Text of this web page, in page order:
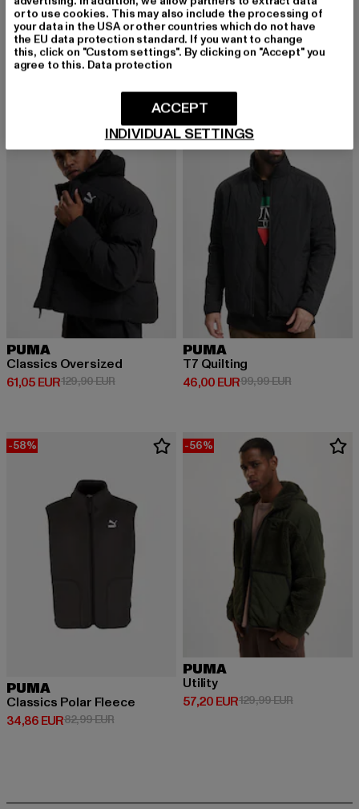
PUMA
The Hundreds x
48,00 EUR
Derzeitiger Preis: 48,00 EUR
99,99 EUR Aktionspreis: 99,99 EUR
PUMA
Classics Oversized Polyball
ab 61,10 EUR
Derzeitiger Preis: ab 61,10 EUR
129,99 EUR
PUMA
Classics Oversized
61,05 EUR
Derzeitiger Preis: 61,05 EUR
129,90 EURAktionspreis: 129,90 EUR
-54%
PUMA
T7 Quilting
46,00 EUR
Derzeitiger Preis: 46,00 EUR
99,99 EURAktionspreis:
-58%
PUMA
Classics Polar Fleece
34,86 EUR
Derzeitiger Preis: 34,86 EUR
82,99 EURAktionspreis: 82,99 EUR
-56%
PUMA
Utility
57,20 EUR
Derzeitiger Preis: 57,20 EUR
129,99 EURAktionspreis:
or to use cookies. This may also include the processing of
your data in the USA or other countries which do not have
the EU data protection standard. If you want to change
this, click on "Custom settings". By clicking on "Accept" you
agree to this. Data protection
INDIVIDUAL SETTINGS
ACCEPT